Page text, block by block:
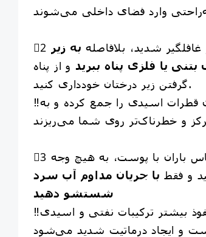
غافلگیر شدید، بلافاصله به زیر
یا فلزی پناه ببریدو از پناه
گرفتن زیر درختان خودداری کنید.
‼️برگ درختان قطرات اسیدی را جمع کرده و به
​3⃣ در صورت تماس باران با پوست، به هیچ وجه
و فقط با جریان مداوم آب سرد
شستشو دهید
‼️مالش باعث نفوذ بیشتر ترکیبات نفتی و اسیدی